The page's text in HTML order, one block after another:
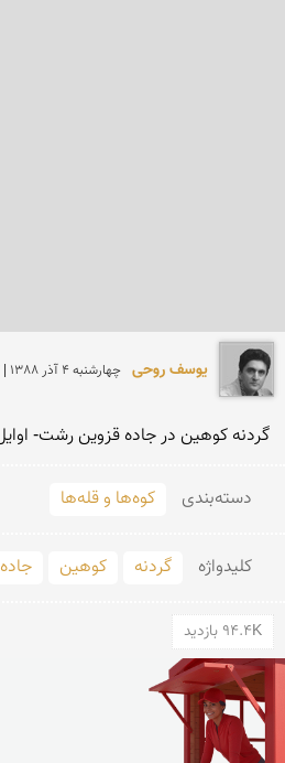
یوسف روحی چهارشنبه 4 آذر 1388 | 17 سال پیش
دسته‌بندی کوه‌ها و قله‌ها
کلید‌واژه گردنه کوهین جاده
94.4K بازدید